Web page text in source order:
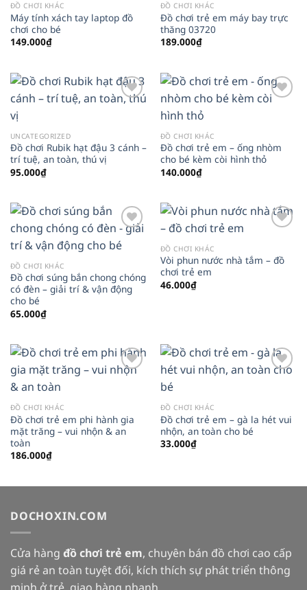
ĐỒ CHƠI KHÁC
Máy tính xách tay laptop đồ
chơi cho bé
149.000₫
ĐỒ CHƠI KHÁC
Đồ chơi trẻ em máy bay trực
thăng 03720
189.000₫
Add to
UNCATEGORIZED
Đồ chơi Rubik hạt đậu 3 cánh –
trí tuệ, an toàn, thú vị
95.000₫
ĐỒ CHƠI KHÁC
Đồ chơi trẻ em – ống nhòm
cho bé kèm còi hình thỏ
140.000₫
Add to
wishlist
ĐỒ CHƠI KHÁC
Đồ chơi súng bắn chong chóng
có đèn – giải trí & vận động
cho bé
65.000₫
ĐỒ CHƠI KHÁC
Vòi phun nước nhà tắm – đồ
chơi trẻ em
46.000₫
Add to
ĐỒ CHƠI KHÁC
Đồ chơi trẻ em phi hành gia
mặt trăng – vui nhộn & an
toàn
186.000₫
ĐỒ CHƠI KHÁC
Đồ chơi trẻ em – gà la hét vui
nhộn, an toàn cho bé
33.000₫
DOCHOXIN.COM
Cửa hàng đồ chơi trẻ em, chuyên bán đồ chơi cao cấp
giá rẻ an toàn tuyệt đối, kích thích sự phát triển thông